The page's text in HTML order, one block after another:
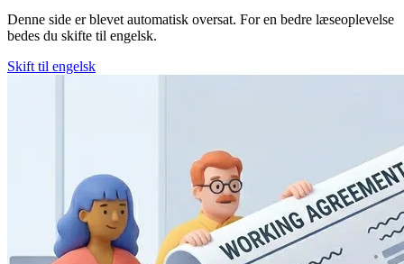
Denne side er blevet automatisk oversat. For en bedre læseoplevelse
bedes du skifte til engelsk.
Skift til engelsk